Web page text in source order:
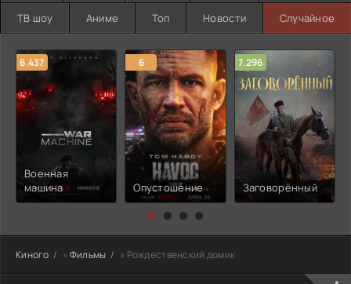
ТВ шоу Аниме Топ Новости Случайное
6.437
Военная
машина
6
Опустошение
7.296
Заговорённый
Киного » Фильмы » Рождественский домик